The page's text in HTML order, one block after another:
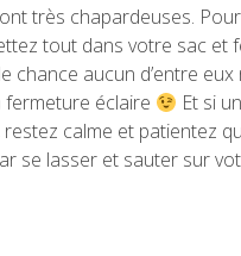
très chapardeuses.
tout dans votre sac et
chance aucun d’entre eux
éclaire
Et si
calme et patientez
se lasser et sauter sur